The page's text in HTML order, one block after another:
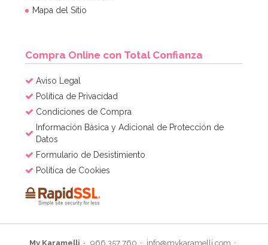
AÑADIR
Mapa del Sitio
Compra Online con Total Confianza
Aviso Legal
Política de Privacidad
Condiciones de Compra
Información Básica y Adicional de Protección de
Datos
Formulario de Desistimiento
Política de Cookies
My Karamelli 966 357 760 info@mykaramelli.com